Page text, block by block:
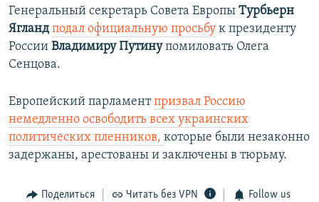
Генеральный секретарь Совета Европы Турбьерн
Ягландподал официальную просьбу к президенту
России Владимиру Путинупомиловать Олега
Сенцова.
Европейский парламентпризвал Россию
немедленно освободить всех украинских
политических пленников, которые были незаконно
задержаны, арестованы и заключены в тюрьму.
Поделиться Читать без VPN Follow us